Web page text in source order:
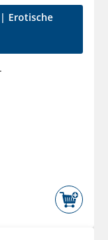
Erotische